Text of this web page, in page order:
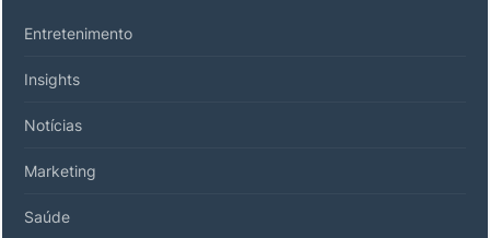
Entretenimento
Insights
Notícias
Marketing
Saúde